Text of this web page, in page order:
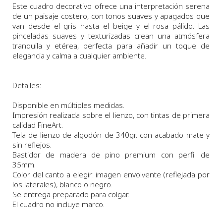
Este cuadro decorativo ofrece una interpretación serena
de un paisaje costero, con tonos suaves y apagados que
van desde el gris hasta el beige y el rosa pálido. Las
pinceladas suaves y texturizadas crean una atmósfera
tranquila y etérea, perfecta para añadir un toque de
elegancia y calma a cualquier ambiente.
Detalles:
Disponible en múltiples medidas.
Impresión realizada sobre el lienzo, con tintas de primera
calidad FineArt.
Tela de lienzo de algodón de 340gr. con acabado mate y
sin reflejos.
Bastidor de madera de pino premium con perfil de
35mm.
Color del canto a elegir: imagen envolvente (reflejada por
los laterales), blanco o negro.
Se entrega preparado para colgar.
El cuadro no incluye marco.